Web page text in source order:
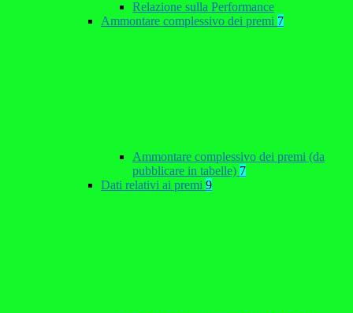
Relazione sulla Performance
Ammontare complessivo dei premi 7
Ammontare complessivo dei premi (da
pubblicare in tabelle) 7
Dati relativi ai premi 9